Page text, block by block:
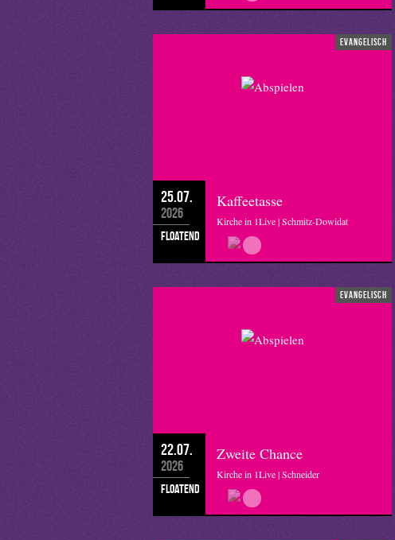
evangelisch
25.07.
2026
floatend
Kaffeetasse
Kirche in 1Live | Schmitz-Dowidat
evangelisch
22.07.
2026
floatend
Zweite Chance
Kirche in 1Live | Schneider